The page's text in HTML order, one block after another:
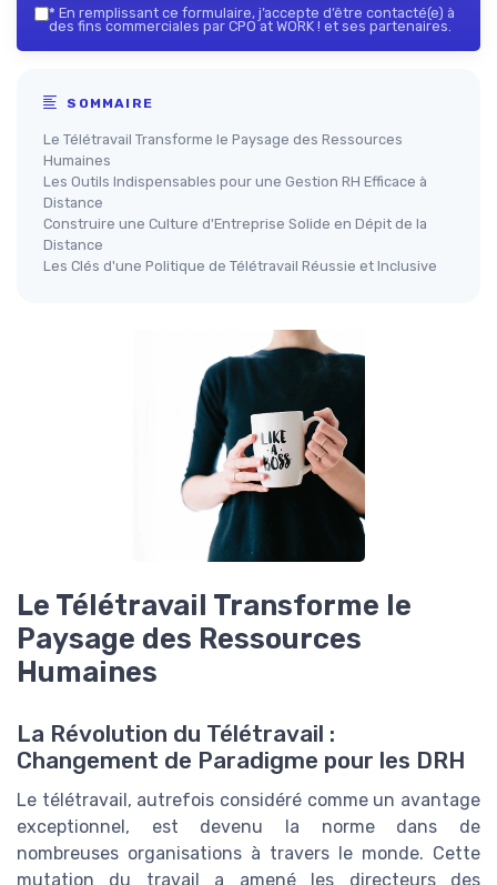
* En remplissant ce formulaire, j’accepte d’être contacté(e) à
des fins commerciales par CPO at WORK ! et ses partenaires.
SOMMAIRE
Le Télétravail Transforme le Paysage des Ressources
Humaines
Les Outils Indispensables pour une Gestion RH Efficace à
Distance
Construire une Culture d'Entreprise Solide en Dépit de la
Distance
Les Clés d'une Politique de Télétravail Réussie et Inclusive
Le Télétravail Transforme le
Paysage des Ressources
Humaines
La Révolution du Télétravail :
Changement de Paradigme pour les DRH
Le télétravail, autrefois considéré comme un avantage
exceptionnel, est devenu la norme dans de
nombreuses organisations à travers le monde. Cette
mutation du travail a amené les directeurs des